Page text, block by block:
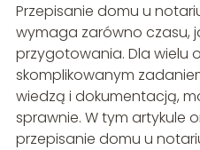
Przepisanie domu u
wymaga zarówno czasu,
przygotowania. Dla wielu
skomplikowanym
wiedzą i dokumentacją,
sprawnie. W tym artykule
przepisanie domu u